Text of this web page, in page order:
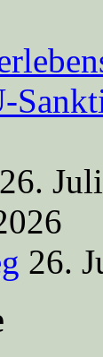
26.
26.